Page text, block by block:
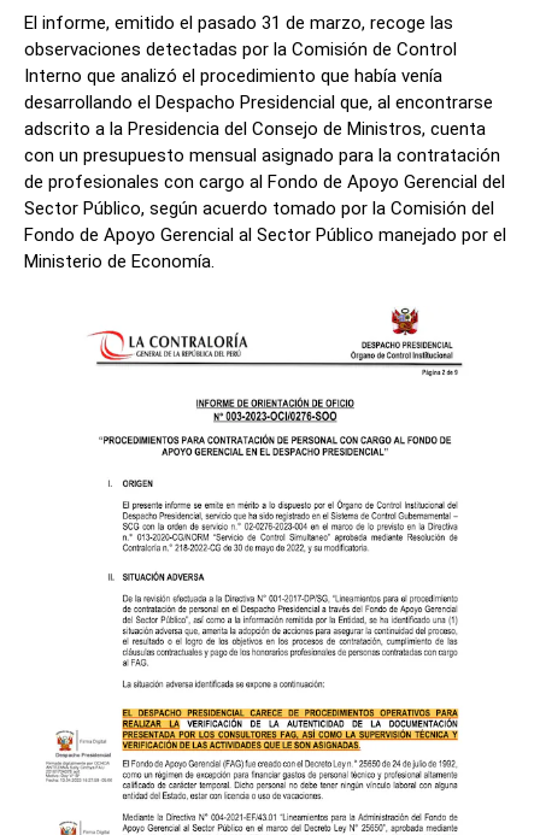
El informe, emitido el pasado 31 de marzo, recoge las
observaciones detectadas por la Comisión de Control
Interno que analizó el procedimiento que había venía
desarrollando el Despacho Presidencial que, al encontrarse
adscrito a la Presidencia del Consejo de Ministros, cuenta
con un presupuesto mensual asignado para la contratación
de profesionales con cargo al Fondo de Apoyo Gerencial del
Sector Público, según acuerdo tomado por la Comisión del
Fondo de Apoyo Gerencial al Sector Público manejado por el
Ministerio de Economía.